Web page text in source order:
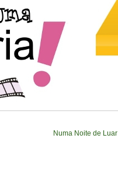
Numa Noite de Luar